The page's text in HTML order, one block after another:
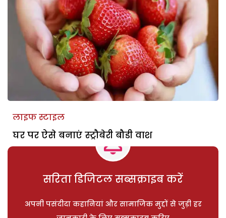
लाइफ स्टाइल
घर पर ऐसे बनाएं स्ट्रौबेरी बौडी वाश
सरिता डिजिटल सब्सक्राइब करें
अपनी पसंदीदा कहानियां और सामाजिक मुद्दों से जुड़ी हर